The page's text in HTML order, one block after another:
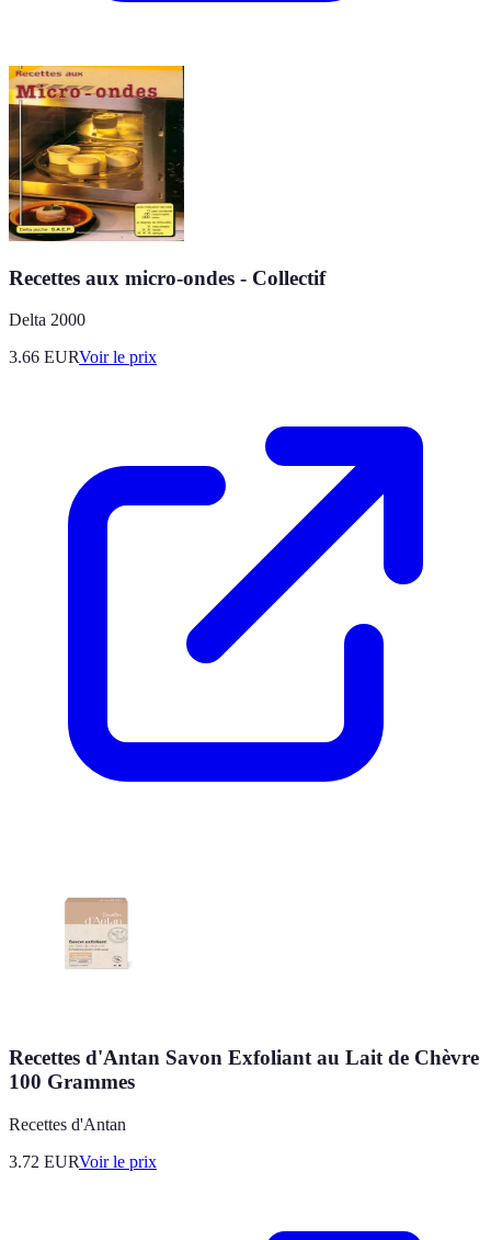
Recettes aux micro-ondes - Collectif
Delta 2000
3.66 EURVoir le prix
Recettes d'Antan Savon Exfoliant au Lait de Chèvre
100 Grammes
Recettes d'Antan
3.72 EURVoir le prix